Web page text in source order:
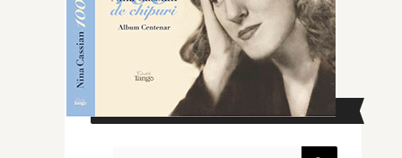
CAUTĂ ÎN SITE